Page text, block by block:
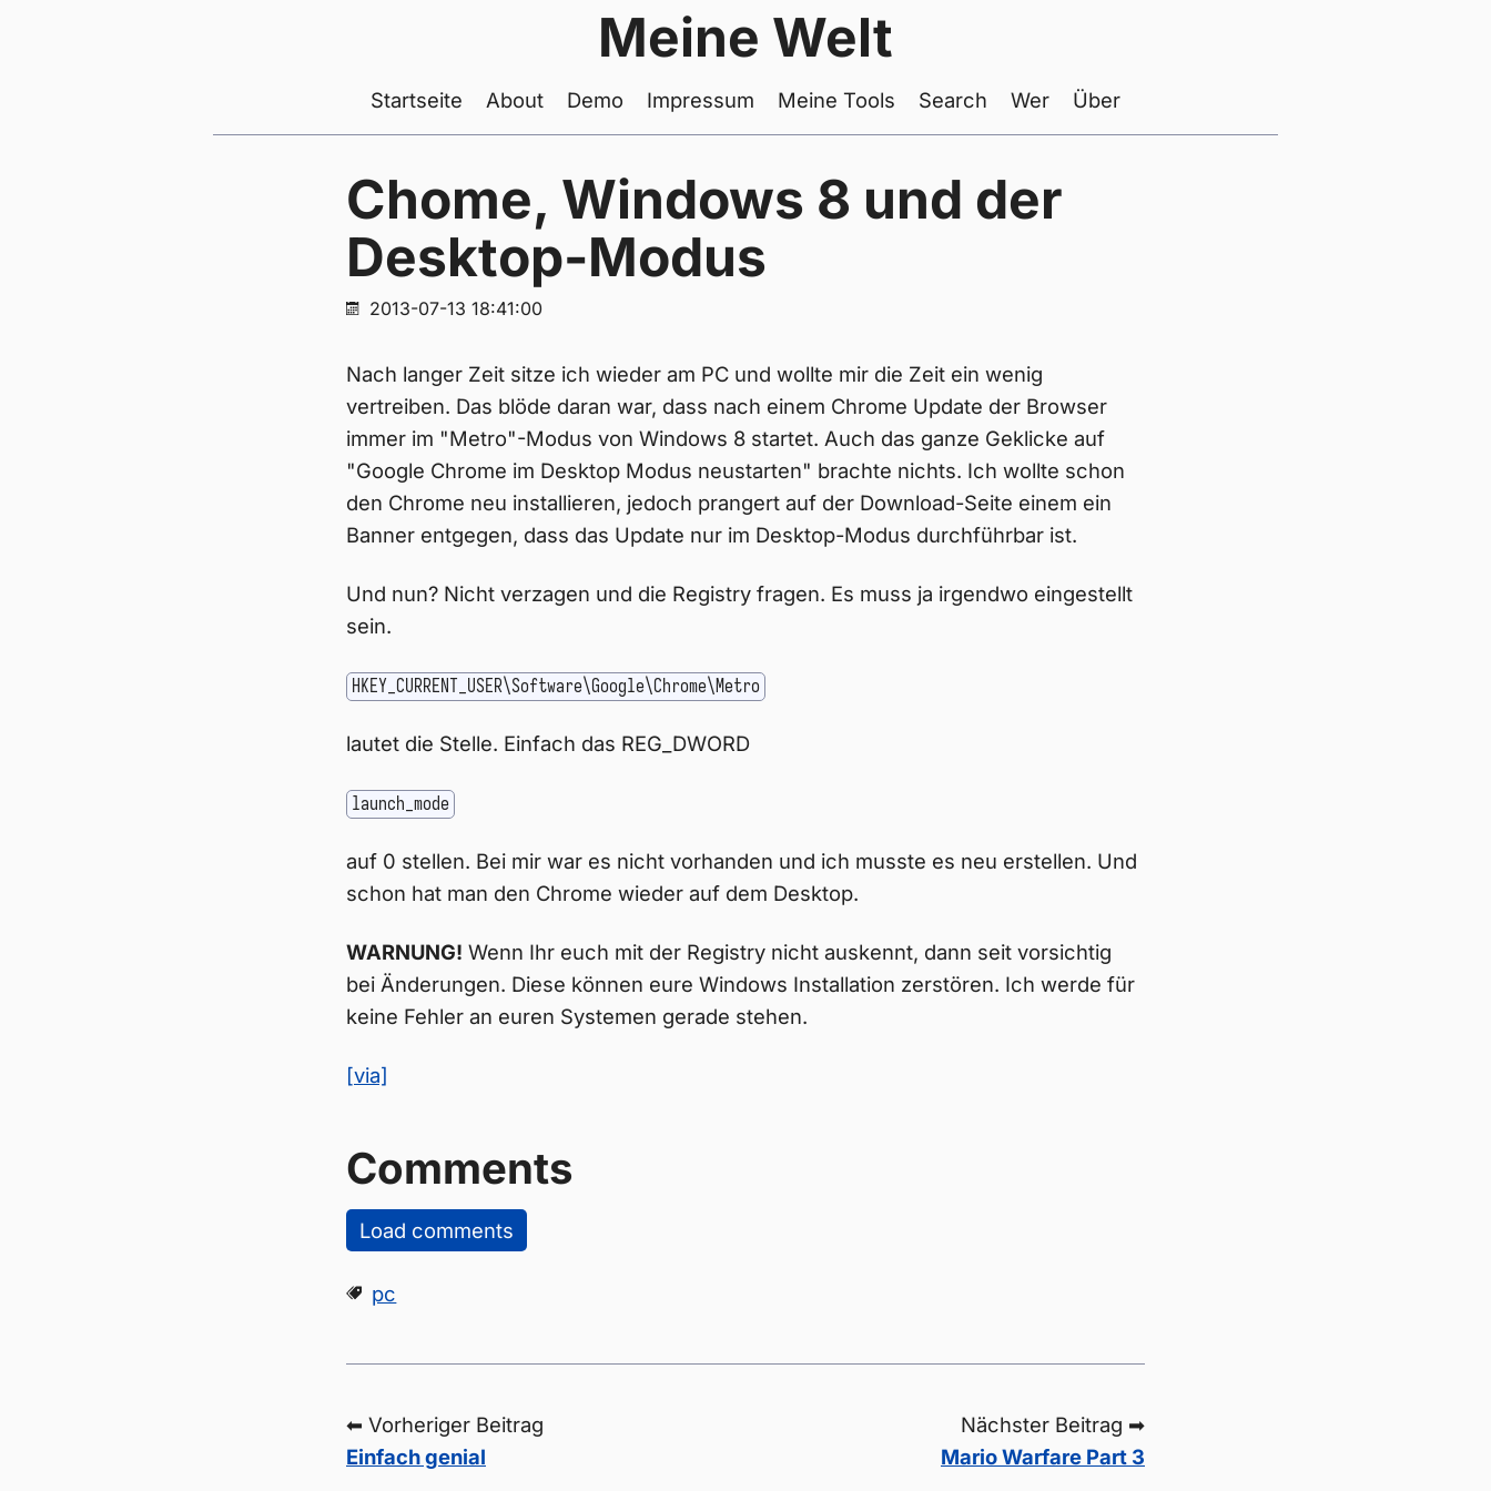
Meine Welt
Startseite About Demo Impressum Meine Tools Search Wer Über
Chome, Windows 8 und der
Desktop-Modus
2013-07-13 18:41:00
Nach langer Zeit sitze ich wieder am PC und wollte mir die Zeit ein wenig
vertreiben. Das blöde daran war, dass nach einem Chrome Update der Browser
immer im "Metro"-Modus von Windows 8 startet. Auch das ganze Geklicke auf
"Google Chrome im Desktop Modus neustarten" brachte nichts. Ich wollte schon
den Chrome neu installieren, jedoch prangert auf der Download-Seite einem ein
Banner entgegen, dass das Update nur im Desktop-Modus durchführbar ist.
Und nun? Nicht verzagen und die Registry fragen. Es muss ja irgendwo eingestellt
sein.
HKEY_CURRENT_USER\Software\Google\Chrome\Metro
lautet die Stelle. Einfach das REG_DWORD
launch_mode
auf 0 stellen. Bei mir war es nicht vorhanden und ich musste es neu erstellen. Und
schon hat man den Chrome wieder auf dem Desktop.
WARNUNG! Wenn Ihr euch mit der Registry nicht auskennt, dann seit vorsichtig
bei Änderungen. Diese können eure Windows Installation zerstören. Ich werde für
keine Fehler an euren Systemen gerade stehen.
[via]
Comments
Load comments
pc
⬅ Vorheriger Beitrag
Einfach genial
Nächster Beitrag ➡
Mario Warfare Part 3